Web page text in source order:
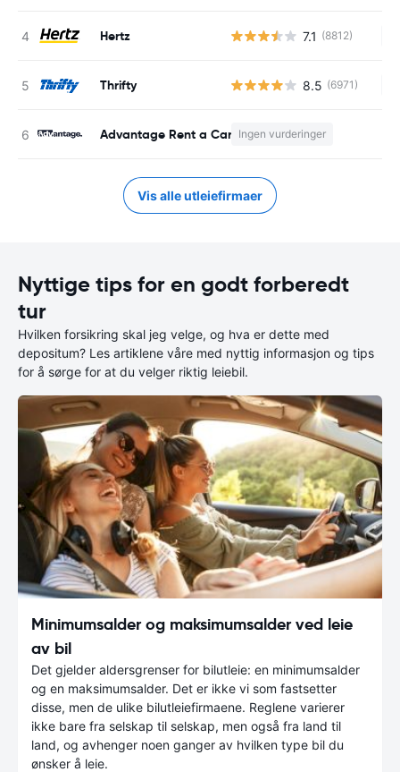
Hertz 7.1 (8812)
Thrifty 8.5 (6971)
Advantage Rent a Car Ingen vurderinger
Vis alle utleiefirmaer
Nyttige tips for en godt forberedt
tur
Hvilken forsikring skal jeg velge, og hva er dette med
depositum? Les artiklene våre med nyttig informasjon og tips
for å sørge for at du velger riktig leiebil.
Minimumsalder og maksimumsalder ved leie
av bil
Det gjelder aldersgrenser for bilutleie: en minimumsalder
og en maksimumsalder. Det er ikke vi som fastsetter
disse, men de ulike bilutleiefirmaene. Reglene varierer
ikke bare fra selskap til selskap, men også fra land til
land, og avhenger noen ganger av hvilken type bil du
ønsker å leie.